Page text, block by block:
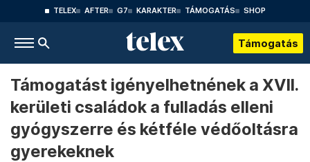
TELEX AFTER G7 KARAKTER TÁMOGATÁS SHOP
Támogatás
Támogatást igényelhetnének a XVII.
kerületi családok a fulladás elleni
gyógyszerre és kétféle védőoltásra
gyerekeknek